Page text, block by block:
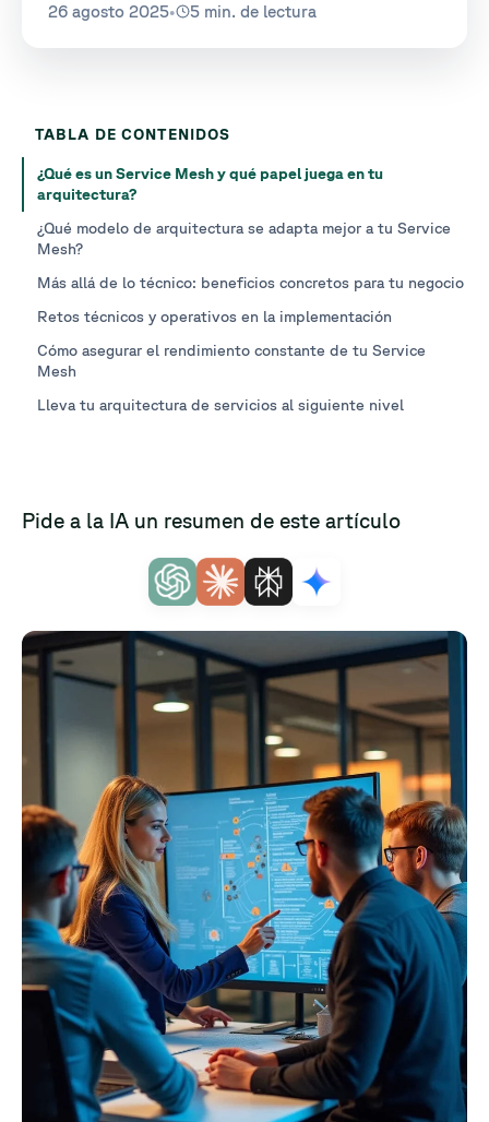
26 agosto 2025• 5 min. de lectura
TABLA DE CONTENIDOS
¿Qué es un Service Mesh y qué papel juega en tu
arquitectura?
¿Qué modelo de arquitectura se adapta mejor a tu Service
Mesh?
Más allá de lo técnico: beneficios concretos para tu negocio
Retos técnicos y operativos en la implementación
Cómo asegurar el rendimiento constante de tu Service
Mesh
Lleva tu arquitectura de servicios al siguiente nivel
Pide a la IA un resumen de este artículo